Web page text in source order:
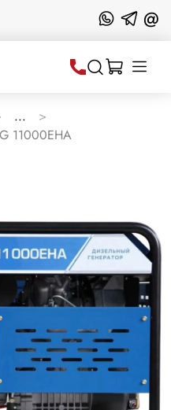
@
...
11000EHA